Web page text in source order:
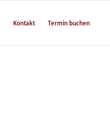
Kontakt Termin buchen